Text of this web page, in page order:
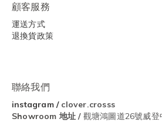
顧客服務
運送方式
退換貨政策
聯絡我們
instagram/ clover.crosss
Showroom 地址 / 觀塘鴻圖道26號威